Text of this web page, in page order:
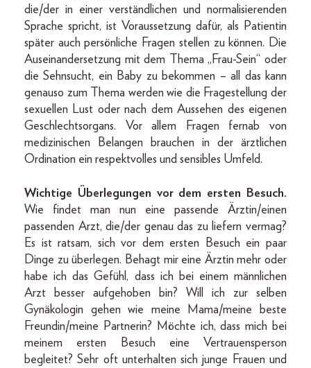
die/der in einer verständlichen und normalisierenden
Sprache spricht, ist Voraussetzung dafür, als Patientin
später auch persönliche Fragen stellen zu können. Die
Auseinandersetzung mit dem Thema „Frau-Sein“ oder
die Sehnsucht, ein Baby zu bekommen – all das kann
genauso zum Thema werden wie die Fragestellung der
sexuellen Lust oder nach dem Aussehen des eigenen
Geschlechtsorgans. Vor allem Fragen fernab von
medizinischen Belangen brauchen in der ärztlichen
Ordination ein respektvolles und sensibles Umfeld.
Wichtige Überlegungen vor dem ersten Besuch.
Wie findet man nun eine passende Ärztin/einen
passenden Arzt, die/der genau das zu liefern vermag?
Es ist ratsam, sich vor dem ersten Besuch ein paar
Dinge zu überlegen. Behagt mir eine Ärztin mehr oder
habe ich das Gefühl, dass ich bei einem männlichen
Arzt besser aufgehoben bin? Will ich zur selben
Gynäkologin gehen wie meine Mama/meine beste
Freundin/meine Partnerin? Möchte ich, dass mich bei
meinem ersten Besuch eine Vertrauensperson
begleitet? Sehr oft unterhalten sich junge Frauen und